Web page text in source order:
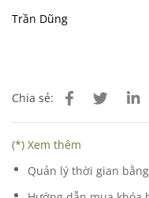
Trần Dũng
Chia sẻ:
(*) Xem thêm
Quản lý thời gian